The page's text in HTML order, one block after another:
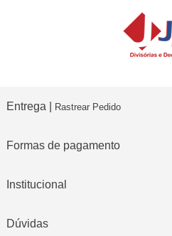
Entrega | Rastrear Pedido
Formas de pagamento
Institucional
Dúvidas